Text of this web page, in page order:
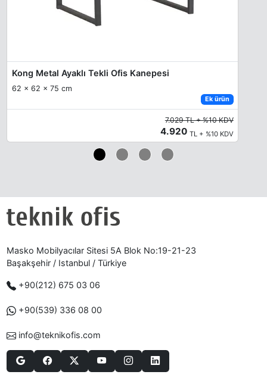
Kong Metal Ayaklı Tekli Ofis Kanepesi
62 x 62 x 75 cm
Ek ürün
7.029 TL + %10 KDV
4.920 TL + %10 KDV
Masko Mobilyacılar Sitesi 5A Blok No:19-21-23
Başakşehir / Istanbul / Türkiye
+90(212) 675 03 06
+90(539) 336 08 00
info@teknikofis.com